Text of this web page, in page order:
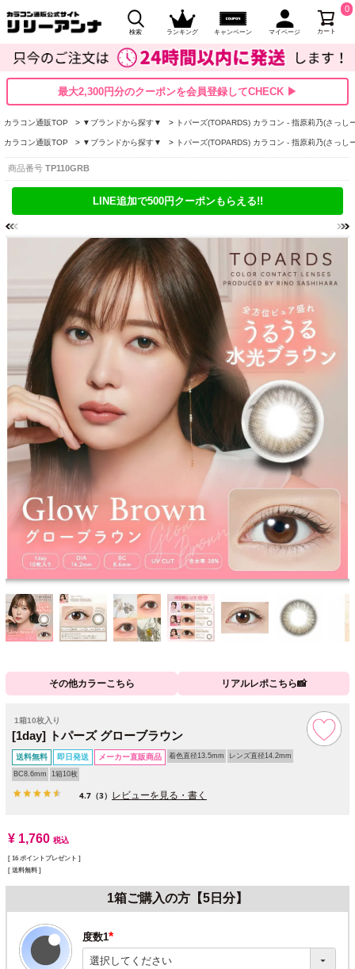
検索 ランキング キャンペーン マイページ カート
0
最大2,300円分のクーポンを会員登録してCHECK ▶
カラコン通販TOP ▼ブランドから探す▼ トパーズ(TOPARDS) カラコン - 指原莉乃(さっし
カラコン通販TOP ▼ブランドから探す▼ トパーズ(TOPARDS) カラコン - 指原莉乃(さっし
商品番号 TP110GRB
LINE追加で500円クーポンもらえる!!
その他カラーこちら リアルレポこちら📸
1箱10枚入り
[1day] トパーズ グローブラウン
送料無料 即日発送 メーカー直販商品 着色直径13.5mm レンズ直径14.2mm
BC8.6mm 1箱10枚
4.7 （3） レビューを見る・書く
¥ 1,760 税込
[ 16 ポイントプレゼント ]
送料無料
1箱ご購入の方【5日分】
度数1
(必
須)